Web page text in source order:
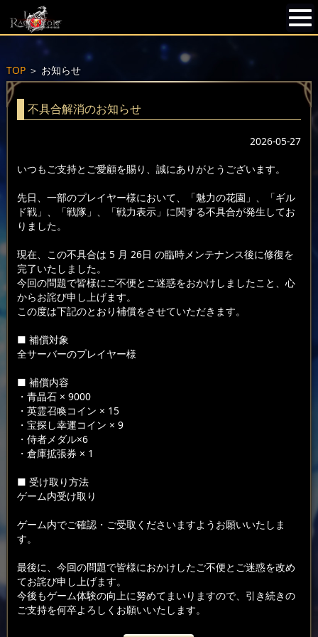
TOP＞ お知らせ
不具合解消のお知らせ
2026-05-27
いつもご支持とご愛顧を賜り、誠にありがとうございます。
先日、一部のプレイヤー様において、「魅力の花園」、「ギル
ド戦」、「戦隊」、「戦力表示」に関する不具合が発生してお
りました。
現在、この不具合は 5 月 26日 の臨時メンテナンス後に修復を
完了いたしました。
今回の問題で皆様にご不便とご迷惑をおかけしましたこと、心
からお詫び申し上げます。
この度は下記のとおり補償をさせていただきます。
■ 補償対象
全サーバーのプレイヤー様
■ 補償内容
・青晶石 × 9000
・英霊召喚コイン × 15
・宝探し幸運コイン × 9
・侍者メダル×6
・倉庫拡張券 × 1
■ 受け取り方法
ゲーム内受け取り
ゲーム内でご確認・ご受取くださいますようお願いいたしま
す。
最後に、今回の問題で皆様におかけしたご不便とご迷惑を改め
てお詫び申し上げます。
今後もゲーム体験の向上に努めてまいりますので、引き続きの
ご支持を何卒よろしくお願いいたします。